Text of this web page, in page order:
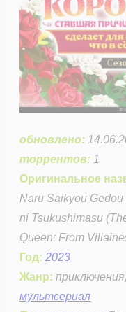
обновлено:
торрентов: 1
Оригинальное
Naru Saikyou
ni Tsukushimasu
Queen: From
Год: 2023
Жанр:
мультсериал